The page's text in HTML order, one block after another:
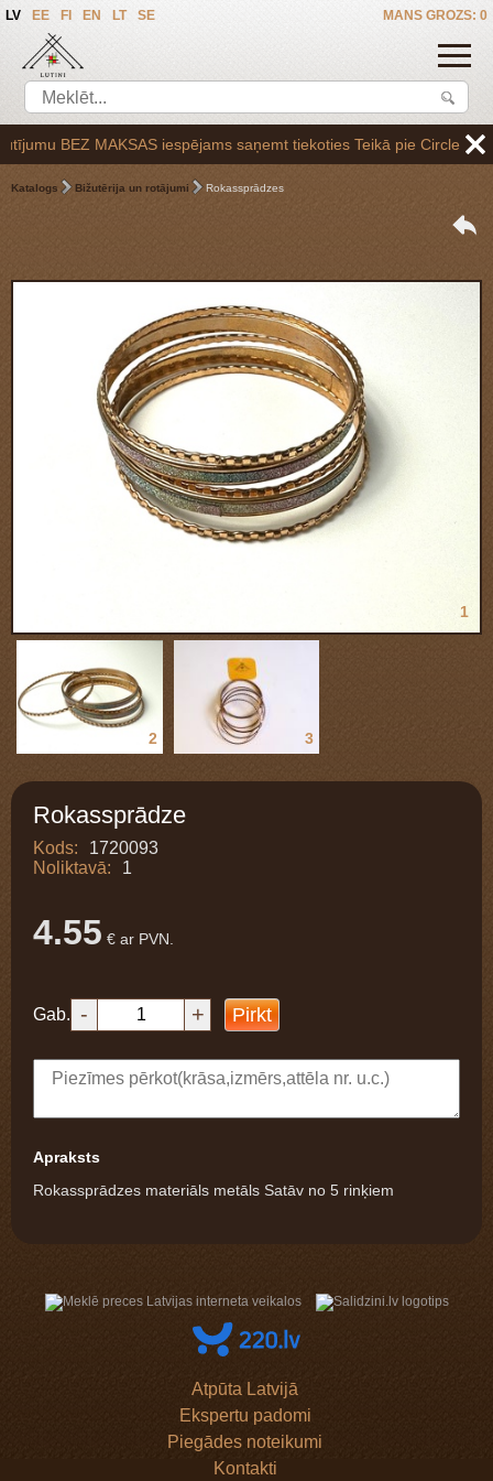
MANS GROZS: 0
LV EE FI EN LT SE
BEZ MAKSAS iespējams saņemt tiekoties Teikā pie Circle K
Katalogs Bižutērija un rotājumi Rokassprādzes
1
2 3
Rokassprādze
Kods:
1720093
Noliktavā:
1
4.55 € ar PVN.
Gab. - + Pirkt
Apraksts
Rokassprādzes materiāls metāls Satāv no 5 rinķiem
Atpūta Latvijā
Ekspertu padomi
Piegādes noteikumi
Kontakti